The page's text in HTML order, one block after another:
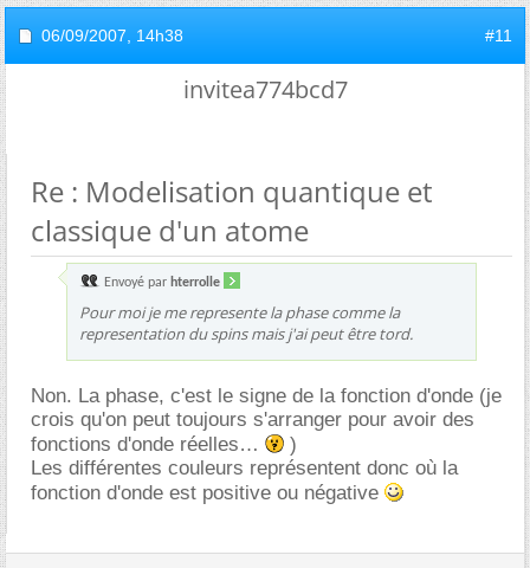
06/09/2007, 14h38 #11
invitea774bcd7
Re : Modelisation quantique et
classique d'un atome
Envoyé par hterrolle
Pour moi je me represente la phase comme la
representation du spins mais j'ai peut être tord.
Non. La phase, c'est le signe de la fonction d'onde (je
crois qu'on peut toujours s'arranger pour avoir des
fonctions d'onde réelles
)
Les différentes couleurs représentent donc où la
fonction d'onde est positive ou négative